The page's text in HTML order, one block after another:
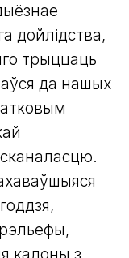
дойлідства,
трыццаць
да нашых